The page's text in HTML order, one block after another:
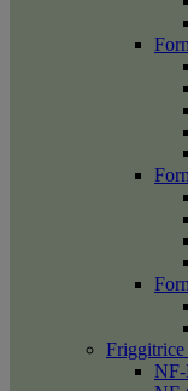
Friggitrice